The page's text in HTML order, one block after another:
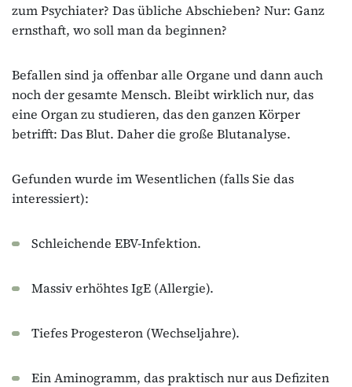
zum Psychiater? Das übliche Abschieben? Nur: Ganz
ernsthaft, wo soll man da beginnen?
Befallen sind ja offenbar alle Organe und dann auch
noch der gesamte Mensch. Bleibt wirklich nur, das
eine Organ zu studieren, das den ganzen Körper
betrifft: Das Blut. Daher die große Blutanalyse.
Gefunden wurde im Wesentlichen (falls Sie das
interessiert):
Schleichende EBV-Infektion.
Massiv erhöhtes IgE (Allergie).
Tiefes Progesteron (Wechseljahre).
Ein Aminogramm, das praktisch nur aus Defiziten